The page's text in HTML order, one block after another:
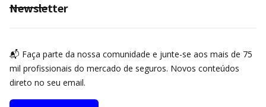
Newsletter
📬 Faça parte da nossa comunidade e junte-se aos mais de 75
mil profissionais do mercado de seguros. Novos conteúdos
direto no seu email.